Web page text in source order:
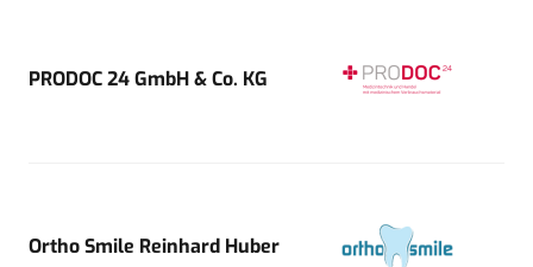
PRODOC 24 GmbH & Co. KG
Ortho Smile Reinhard Huber